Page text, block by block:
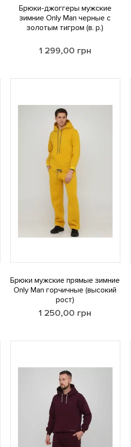
Брюки-джоггеры мужские
зимние Only Man черные с
золотым тигром (в. р.)
1 299,00 грн
Брюки мужские прямые зимние
Only Man горчичные (высокий
рост)
1 250,00 грн